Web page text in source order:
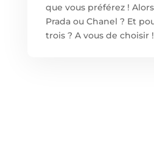
que vous préférez !
Prada ou Chanel ? Et
trois ? A vous de choisir !